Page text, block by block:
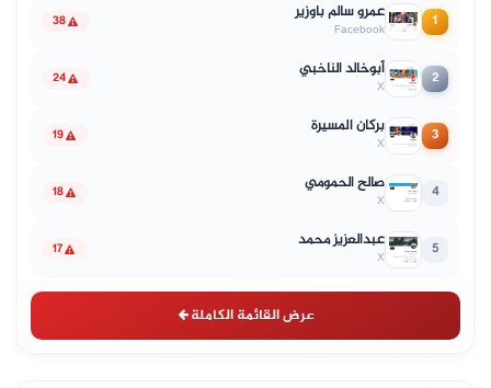
1 عمرو سالم باوزير
Facebook
38
2 أبوخالد الناخبي
X
24
3 بركان المسيرة
X
19
4 صالح الحمومي
X
18
5 عبدالعزيز محمد
X
17
عرض القائمة الكاملة